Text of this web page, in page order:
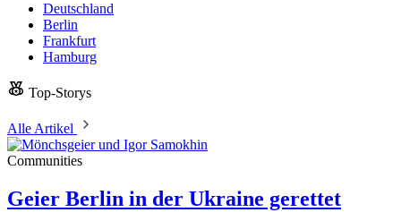
Deutschland
Berlin
Frankfurt
Hamburg
Top-Storys
Alle Artikel
Communities
Geier Berlin in der Ukraine gerettet